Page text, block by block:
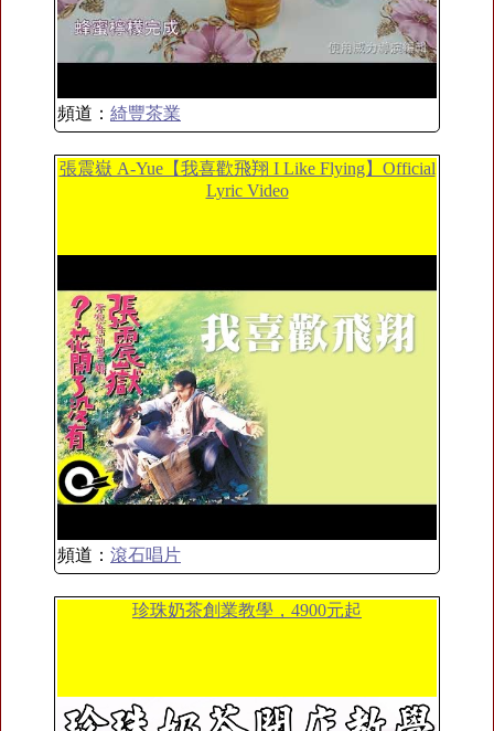
頻道： 綺豐茶業
張震嶽 A-Yue【我喜歡飛翔 I Like Flying】Official
Lyric Video
頻道： 滾石唱片
珍珠奶茶創業教學，4900元起